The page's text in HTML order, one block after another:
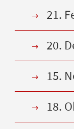
21.
20.
15.
18.